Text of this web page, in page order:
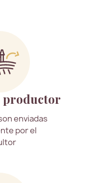
productor
enviadas
por el